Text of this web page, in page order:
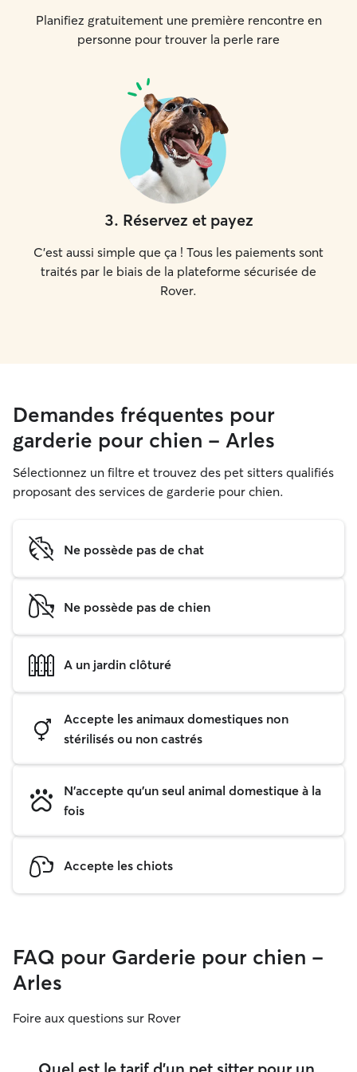
Planifiez gratuitement une première rencontre en
personne pour trouver la perle rare
3. Réservez et payez
C'est aussi simple que ça ! Tous les paiements sont
traités par le biais de la plateforme sécurisée de
Rover.
Demandes fréquentes pour
garderie pour chien - Arles
Sélectionnez un filtre et trouvez des pet sitters qualifiés
proposant des services de garderie pour chien.
Ne possède pas de chat
Ne possède pas de chien
A un jardin clôturé
Accepte les animaux domestiques non
stérilisés ou non castrés
N'accepte qu'un seul animal domestique à la
fois
Accepte les chiots
FAQ pour Garderie pour chien -
Arles
Foire aux questions sur Rover